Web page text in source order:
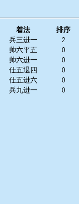
着法 排序
兵三进一
2
帅六平五
0
帅六进一
0
仕五退四
0
仕五进六
0
兵九进一
0